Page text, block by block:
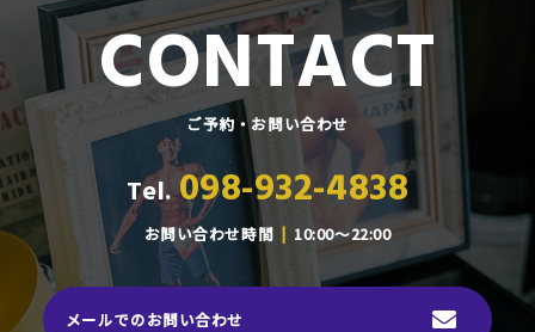
CONTACT
ご予約・お問い合わせ
Tel.098-932-4838
お問い合わせ時間 10:00～22:00
メールでのお問い合わせ